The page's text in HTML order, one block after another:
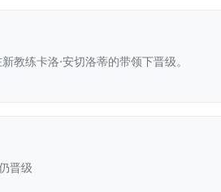
教练卡洛·安切洛蒂的带领下晋级。
晋级